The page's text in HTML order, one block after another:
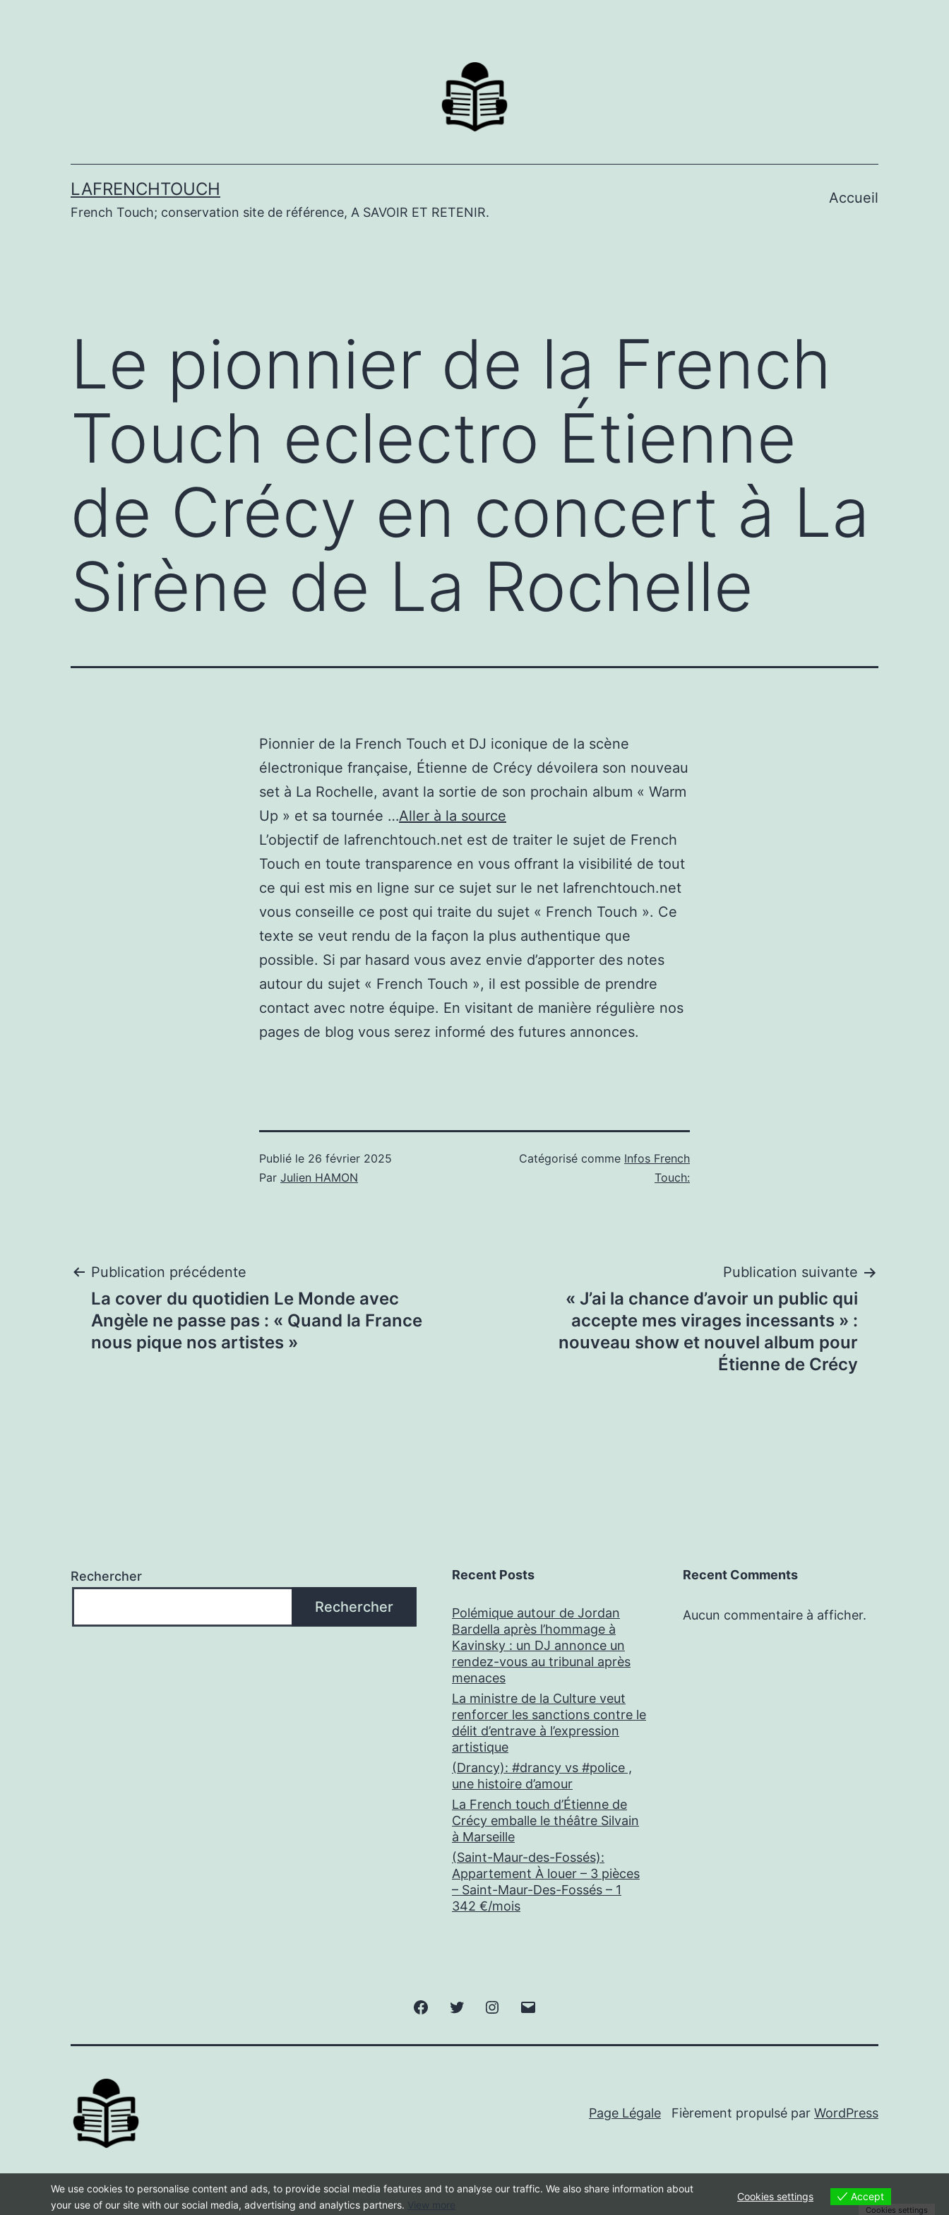
LAFRENCHTOUCH
French Touch; conservation site de référence, A SAVOIR ET RETENIR.
Accueil
Le pionnier de la French
Touch eclectro Étienne
de Crécy en concert à La
Sirène de La Rochelle
Pionnier de la French Touch et DJ iconique de la scène
électronique française, Étienne de Crécy dévoilera son nouveau
set à La Rochelle, avant la sortie de son prochain album « Warm
Up » et sa tournée …Aller à la source
L’objectif de lafrenchtouch.net est de traiter le sujet de French
Touch en toute transparence en vous offrant la visibilité de tout
ce qui est mis en ligne sur ce sujet sur le net lafrenchtouch.net
vous conseille ce post qui traite du sujet « French Touch ». Ce
texte se veut rendu de la façon la plus authentique que
possible. Si par hasard vous avez envie d’apporter des notes
autour du sujet « French Touch », il est possible de prendre
contact avec notre équipe. En visitant de manière régulière nos
pages de blog vous serez informé des futures annonces.
Publié le 26 février 2025
Par Julien HAMON
Catégorisé comme Infos French
Touch:
Navigation
de
Publication précédente
La cover du quotidien Le Monde avec
Angèle ne passe pas : « Quand la France
nous pique nos artistes »
Publication suivante
« J’ai la chance d’avoir un public qui
accepte mes virages incessants » :
nouveau show et nouvel album pour
Étienne de Crécy
Rechercher
Rechercher
Recent Posts
Polémique autour de Jordan
Bardella après l’hommage à
Kavinsky : un DJ annonce un
rendez-vous au tribunal après
menaces
La ministre de la Culture veut
renforcer les sanctions contre le
délit d’entrave à l’expression
artistique
(Drancy): #drancy vs #police ,
une histoire d’amour
La French touch d’Étienne de
Crécy emballe le théâtre Silvain
à Marseille
(Saint-Maur-des-Fossés):
Appartement À louer – 3 pièces
– Saint-Maur-Des-Fossés – 1
342 €/mois
Recent Comments
Aucun commentaire à afficher.
FacebookTwitter Instagram
Page Légale Fièrement propulsé par WordPress
We use cookies to personalise content and ads, to provide social media features and to analyse our traffic. We also share information about
your use of our site with our social media, advertising and analytics partners.
Cookies settings Accept
Cookies settings